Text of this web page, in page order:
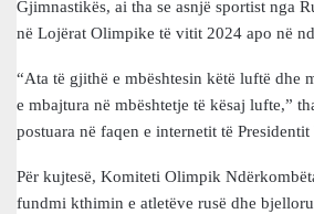
Gjimnastikës, ai tha se asnjë sportist nga
në Lojërat Olimpike të vitit 2024 apo në
“Ata të gjithë e mbështesin këtë luftë dhe
e mbajtura në mbështetje të kësaj lufte,”
postuara në faqen e internetit të
Për kujtesë, Komiteti Olimpik
fundmi kthimin e atletëve rusë dhe